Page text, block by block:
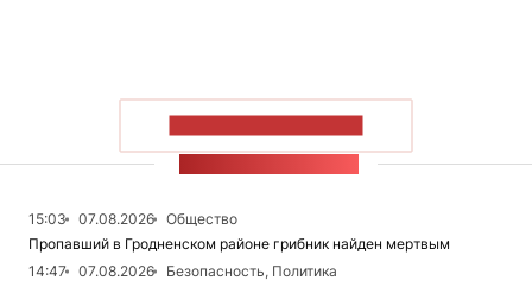
15:03 07.08.2026
Общество
Пропавший в Гродненском районе грибник найден мертвым
14:47
07.08.2026
Безопасность, Политика